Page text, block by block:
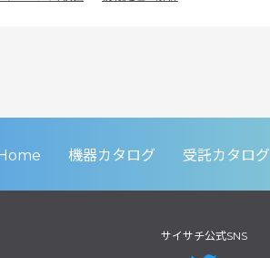
機器カタログ 受託カタログ
サイサチ公式SNS